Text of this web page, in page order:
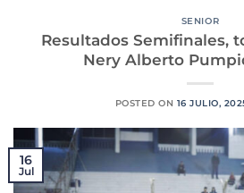
SENIOR
Resultados Semifinales,
Nery Alberto
POSTED ON 16 JULIO,
16
Jul